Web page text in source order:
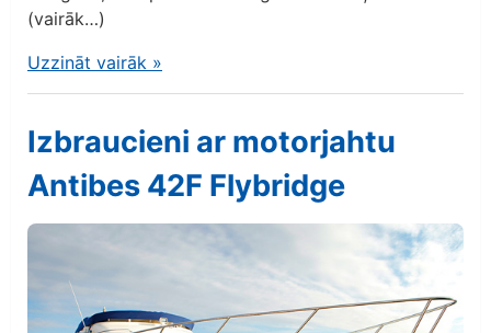
(vairāk…)
Uzzināt vairāk »
Izbraucieni ar motorjahtu
Antibes 42F Flybridge